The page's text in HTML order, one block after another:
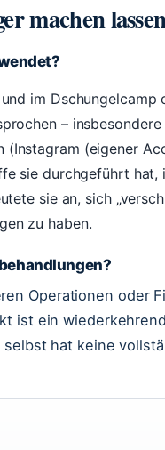
machen
im Dschungelcamp
– insbesondere
(Instagram (eigener
sie durchgeführt
sie an, sich
zu haben.
Operationen oder
ist ein
selbst hat keine